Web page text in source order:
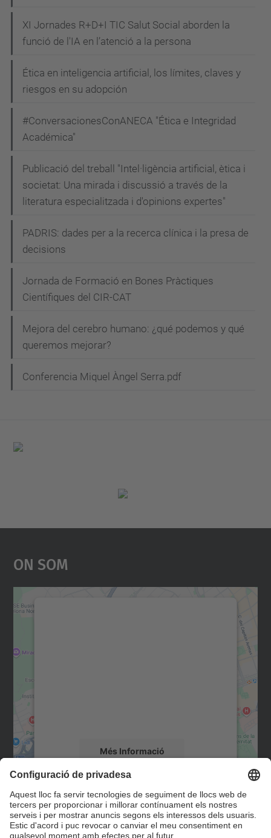
XI Jornades R+D+I TIC Salut Social aborden la
funció de l'IA en l’atenció a la persona
Ética en inteligencia artificial, los límites, claves y
riesgos en su adopción
#ConversacionesConANECA "Ética e Integridad
Académica"
Publicació del treball "Intel·ligència artificial, ètica i
societat: Una mirada i discussió a través de la
literatura especialitzada i d'opinions expertes"
PADRIS: dades per a la recerca clínica i la presa de
decisions
Jornada de Formació en Bones Pràctiques
Científiques del CIR-CAT
Mejora del cerebro humano: ¿qué podemos y qué
queremos mejorar?
Conferencia Miquel Àngel Serra.pdf
On Som
Més Informació
powered byUsercentrics Consent
Management Platform
Contacte